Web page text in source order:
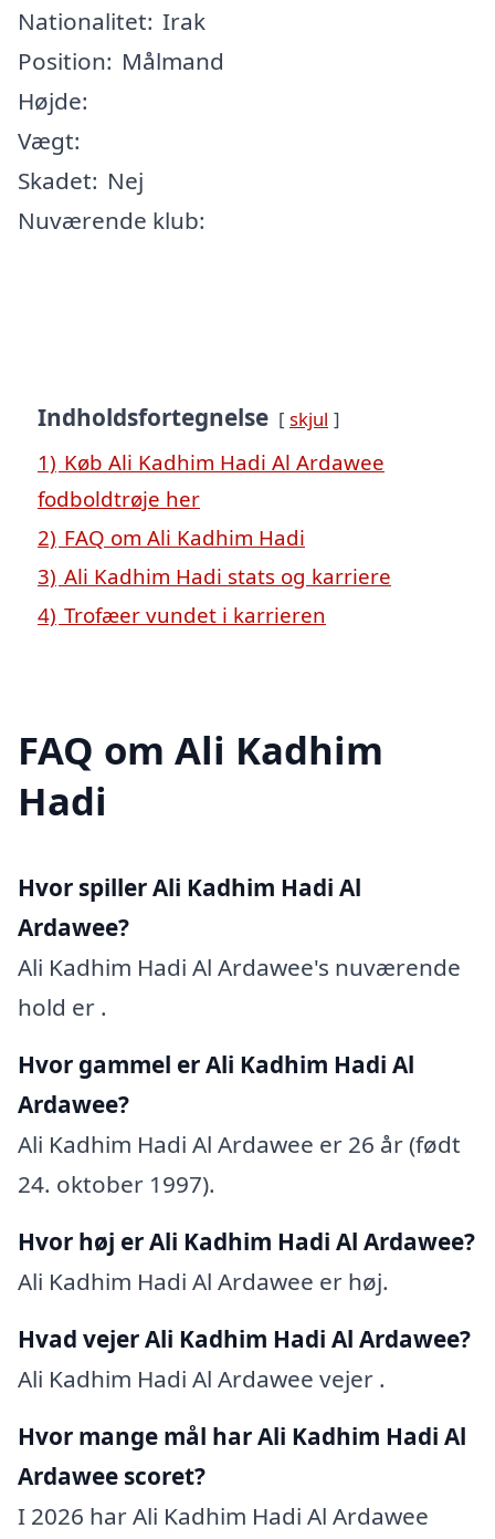
Nationalitet: Irak
Position: Målmand
Højde:
Vægt:
Skadet: Nej
Nuværende klub:
Indholdsfortegnelse skjul
1) Køb Ali Kadhim Hadi Al Ardawee
fodboldtrøje her
2) FAQ om Ali Kadhim Hadi
3) Ali Kadhim Hadi stats og karriere
4) Trofæer vundet i karrieren
FAQ om Ali Kadhim
Hadi
Hvor spiller Ali Kadhim Hadi Al
Ardawee?
Ali Kadhim Hadi Al Ardawee's nuværende
hold er .
Hvor gammel er Ali Kadhim Hadi Al
Ardawee?
Ali Kadhim Hadi Al Ardawee er 26 år (født
24. oktober 1997).
Hvor høj er Ali Kadhim Hadi Al Ardawee?
Ali Kadhim Hadi Al Ardawee er høj.
Hvad vejer Ali Kadhim Hadi Al Ardawee?
Ali Kadhim Hadi Al Ardawee vejer .
Hvor mange mål har Ali Kadhim Hadi Al
Ardawee scoret?
I 2026 har Ali Kadhim Hadi Al Ardawee